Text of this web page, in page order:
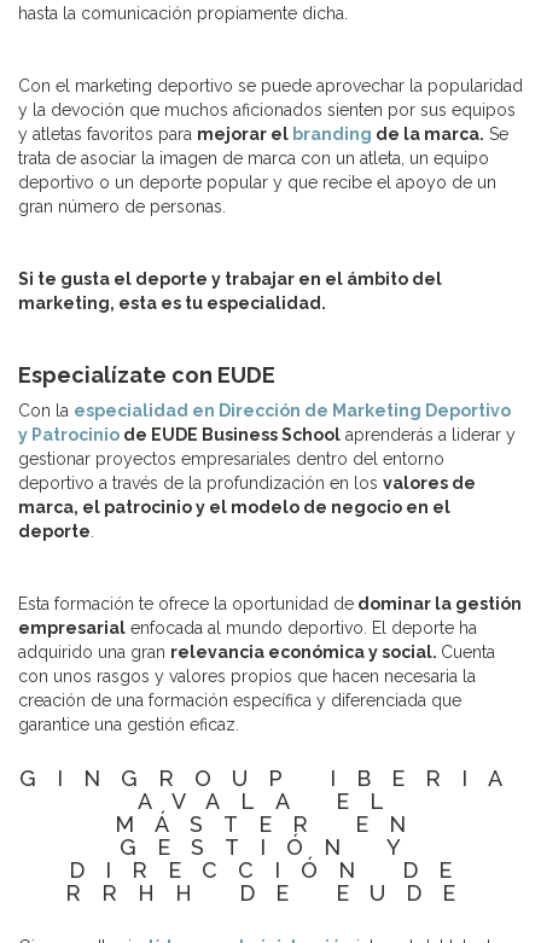
hasta la comunicación propiamente dicha.
Con el marketing deportivo se puede aprovechar la popularidad
y la devoción que muchos aficionados sienten por sus equipos
y atletas favoritos para mejorar el branding de la marca. Se
trata de asociar la imagen de marca con un atleta, un equipo
deportivo o un deporte popular y que recibe el apoyo de un
gran número de personas.
Si te gusta el deporte y trabajar en el ámbito del
marketing, esta es tu especialidad.
Especialízate con EUDE
Con la especialidad en Dirección de Marketing Deportivo
y Patrocinio de EUDE Business School aprenderás a liderar y
gestionar proyectos empresariales dentro del entorno
deportivo a través de la profundización en los valores de
marca, el patrocinio y el modelo de negocio en el
deporte
Esta formación te ofrece la oportunidad de dominar la gestión
empresarial enfocada al mundo deportivo. El deporte ha
adquirido una gran relevancia económica y social. Cuenta
con unos rasgos y valores propios que hacen necesaria la
creación de una formación específica y diferenciada que
garantice una gestión eficaz.
GINGROUP IBERIA
AVALA EL
MÁSTER EN
GESTIÓN Y
DIRECCIÓN DE
RRHH DE EUDE